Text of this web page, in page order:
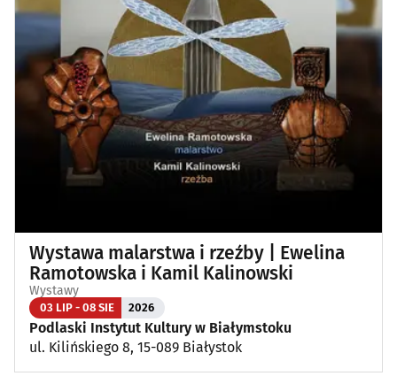
Wystawa malarstwa i rzeźby | Ewelina
Ramotowska i Kamil Kalinowski
Wystawy
03 LIP - 08 SIE 2026
Podlaski Instytut Kultury w Białymstoku
ul. Kilińskiego 8, 15-089 Białystok